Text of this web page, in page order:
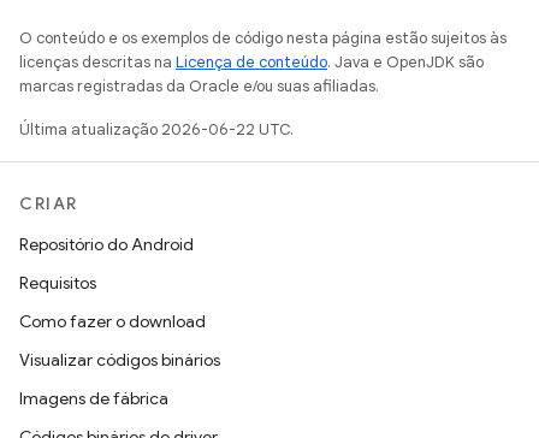
O conteúdo e os exemplos de código nesta página estão sujeitos às
licenças descritas na Licença de conteúdo. Java e OpenJDK são
marcas registradas da Oracle e/ou suas afiliadas.
Última atualização 2026-06-22 UTC.
CRIAR
Repositório do Android
Requisitos
Como fazer o download
Visualizar códigos binários
Imagens de fábrica